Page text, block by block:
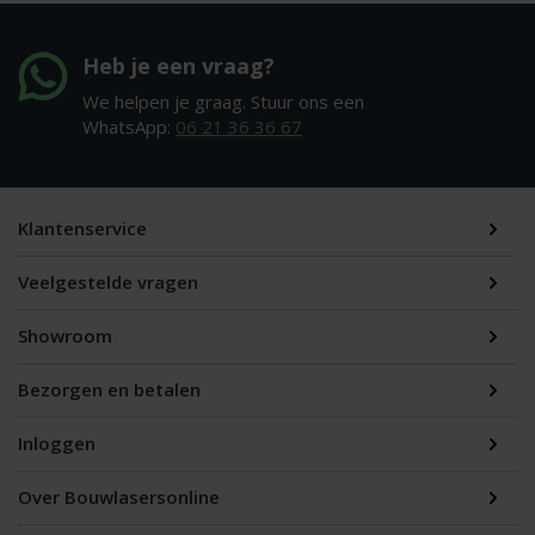
Heb je een vraag?
We helpen je graag. Stuur ons een
WhatsApp: 06 21 36 36 67
Klantenservice
Veelgestelde vragen
Showroom
Bezorgen en betalen
Inloggen
Over Bouwlasersonline